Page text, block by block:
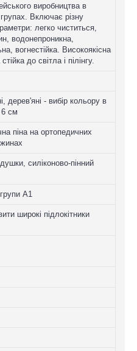
виробництва в
групах. Включає різну
легко чиститься,
водонепроникна,
вогнестійка. Високоякісна
до світла і пілінгу.
дерев'яні - вибір кольору в
6 см
піна на ортопедичних
силіконово-пінний
A1
широкі підлокітники